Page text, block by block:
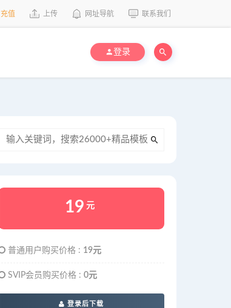
充值 上传 网址导航 联系我们
登录
19 元
普通用户购买价格 : 19元
SVIP会员购买价格 : 0元
登录后下载